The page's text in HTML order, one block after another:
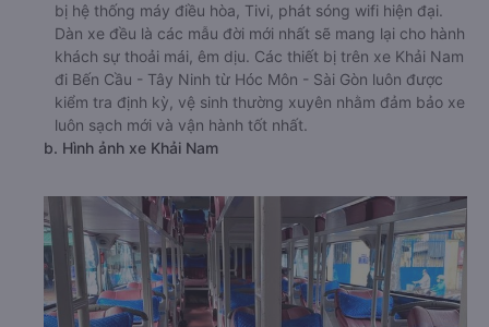
bị hệ thống máy điều hòa, Tivi, phát sóng wifi hiện đại.
Dàn xe đều là các mẫu đời mới nhất sẽ mang lại cho hành
khách sự thoải mái, êm dịu. Các thiết bị trên xe Khải Nam
đi Bến Cầu - Tây Ninh từ Hóc Môn - Sài Gòn luôn được
kiểm tra định kỳ, vệ sinh thường xuyên nhằm đảm bảo xe
luôn sạch mới và vận hành tốt nhất.
b. Hình ảnh xe Khải Nam